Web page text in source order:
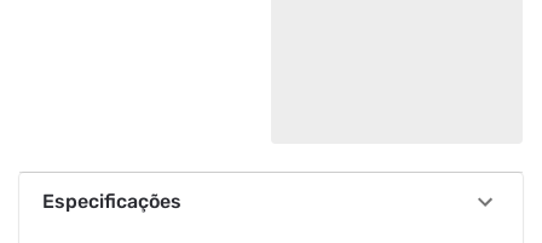
Especificações